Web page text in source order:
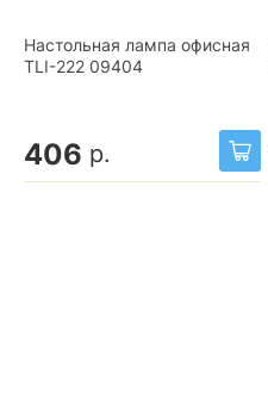
Настольная лампа офисная
TLI-222 09404
406 р.